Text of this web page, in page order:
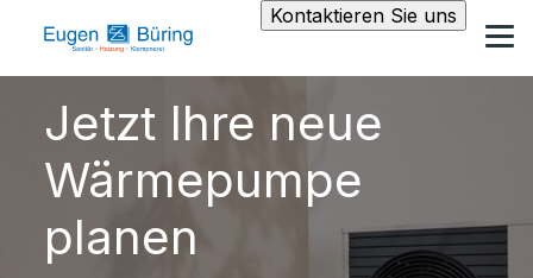
Kontaktieren Sie uns
Jetzt Ihre neue
Wärmepumpe
planen